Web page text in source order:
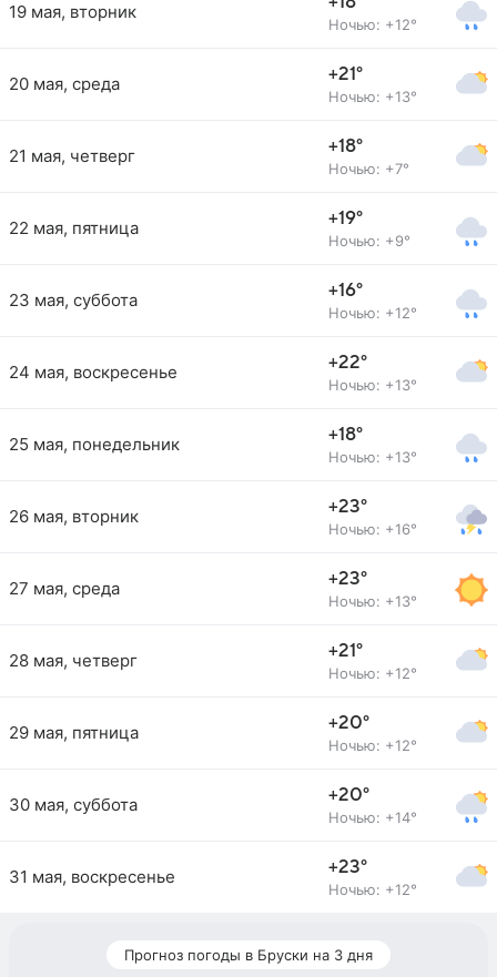
19 мая, вторник
Ночью: +12°
20 мая, среда +21°
Ночью: +13°
21 мая, четверг +18°
Ночью: +7°
22 мая, пятница +19°
Ночью: +9°
23 мая, суббота +16°
Ночью: +12°
24 мая, воскресенье +22°
Ночью: +13°
25 мая, понедельник +18°
Ночью: +13°
26 мая, вторник +23°
Ночью: +16°
27 мая, среда +23°
Ночью: +13°
28 мая, четверг +21°
Ночью: +12°
29 мая, пятница +20°
Ночью: +12°
30 мая, суббота +20°
Ночью: +14°
31 мая, воскресенье +23°
Ночью: +12°
Прогноз погоды в Бруски на 3 дня